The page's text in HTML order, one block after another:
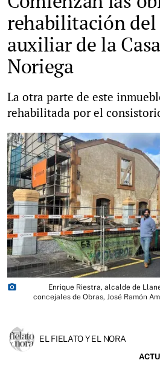
rehabilitación
auxiliar de la
Noriega
La otra parte de este
rehabilitada por el
photo_camera
Enrique Riestra, alcalde de
concejales de Obras, José Ramón
EL FIELATO Y EL NORA